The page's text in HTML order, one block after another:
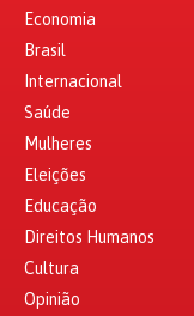
Economia
Brasil
Internacional
Saúde
Mulheres
Eleições
Educação
Direitos Humanos
Cultura
Opinião